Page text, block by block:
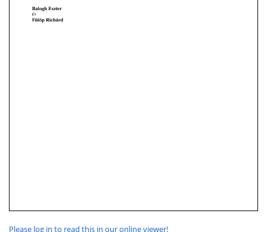
Please log in to read this in our online viewer!